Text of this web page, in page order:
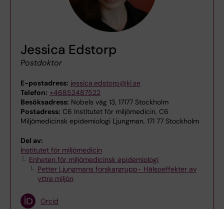
Jessica Edstorp
Postdoktor
E-postadress: jessica.edstorp@ki.se
Telefon: +46852487522
Besöksadress: Nobels väg 13, 17177 Stockholm
Postadress: C6 Institutet för miljömedicin, C6
Miljömedicinsk epidemiologi Ljungman, 171 77 Stockholm
Del av:
Institutet för miljömedicin
Enheten för miljömedicinsk epidemiologi
Petter Ljungmans forskargrupp- Hälsoeffekter av
yttre miljön
Orcid